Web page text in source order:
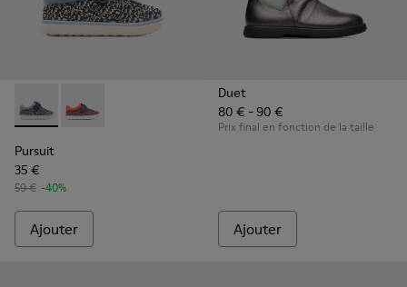
Pursuit - K800329-002 - Multicolor
Pursuit - K800329-001 - Multicolor
Pursuit
35 €
59 € -40%
Ajouter
Duet
80 € - 90 €
Prix final en fonction de la taille
Ajouter